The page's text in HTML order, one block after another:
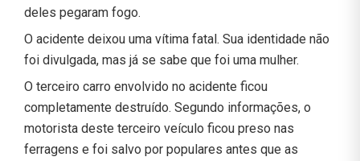
deles pegaram fogo.
O acidente deixou uma vítima fatal. Sua identidade não
foi divulgada, mas já se sabe que foi uma mulher.
O terceiro carro envolvido no acidente ficou
completamente destruído. Segundo informações, o
motorista deste terceiro veículo ficou preso nas
ferragens e foi salvo por populares antes que as